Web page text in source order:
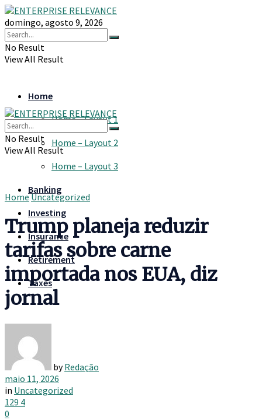
domingo, agosto 9, 2026
No Result
View All Result
Home
Home – Layout 1
Home – Layout 2
Home – Layout 3
Banking
Investing
Insurance
Retirement
Taxes
No Result
View All Result
HomeUncategorized
Trump planeja reduzir
tarifas sobre carne
importada nos EUA, diz
jornal
by Redação
maio 11, 2026
in Uncategorized
129 4
0